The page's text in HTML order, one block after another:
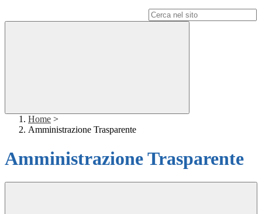
Home >
Amministrazione Trasparente
Amministrazione Trasparente